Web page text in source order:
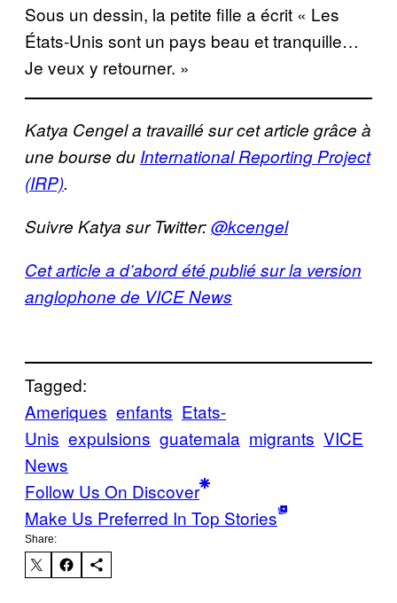
Sous un dessin, la petite fille a écrit « Les
États-Unis sont un pays beau et tranquille…
Je veux y retourner. »
Katya Cengel a travaillésur cet article grâce à
une bourse du International Reporting Project
(IRP).
Suivre Katya sur Twitter:@kcengel
Cet article a d’abord été publié sur la version
anglophone de VICE News
Tagged:
Ameriques enfants Etats-
Unis expulsions guatemala migrants VICE
News
Follow Us On Discover
Make Us Preferred In Top Stories
Share: